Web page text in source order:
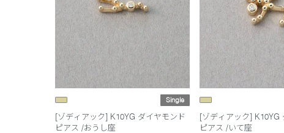
Single
[ゾディアック] K10YG ダイヤモンド
ピアス /おうし座
[ゾディアック] K10YG
ピアス /いて座